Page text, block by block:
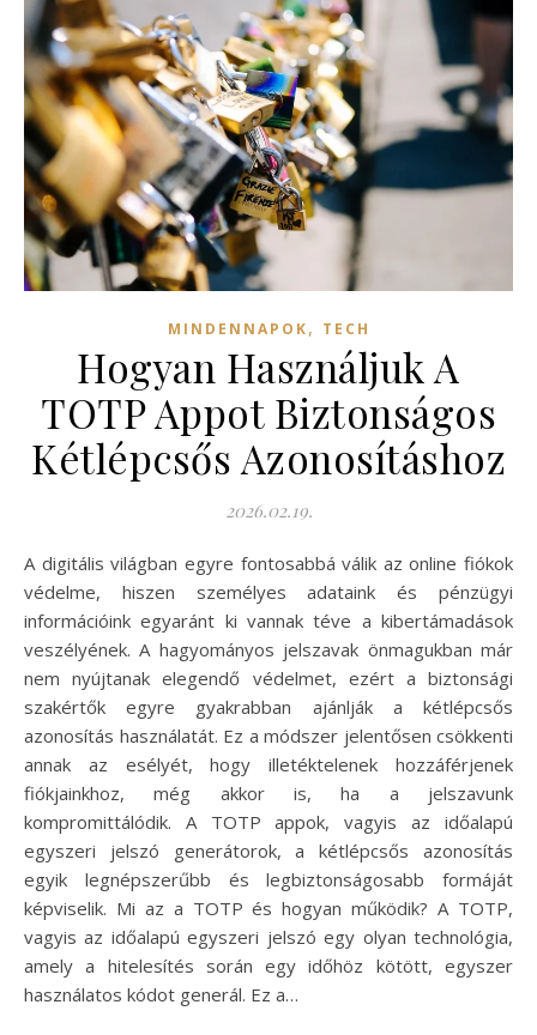
MINDENNAPOK, TECH
Hogyan Használjuk A
TOTP Appot Biztonságos
Kétlépcsős Azonosításhoz
2026.02.19.
A digitális világban egyre fontosabbá válik az online fiókok
védelme, hiszen személyes adataink és pénzügyi
információink egyaránt ki vannak téve a kibertámadások
veszélyének. A hagyományos jelszavak önmagukban már
nem nyújtanak elegendő védelmet, ezért a biztonsági
szakértők egyre gyakrabban ajánlják a kétlépcsős
azonosítás használatát. Ez a módszer jelentősen csökkenti
annak az esélyét, hogy illetéktelenek hozzáférjenek
fiókjainkhoz, még akkor is, ha a jelszavunk
kompromittálódik. A TOTP appok, vagyis az időalapú
egyszeri jelszó generátorok, a kétlépcsős azonosítás
egyik legnépszerűbb és legbiztonságosabb formáját
képviselik. Mi az a TOTP és hogyan működik? A TOTP,
vagyis az időalapú egyszeri jelszó egy olyan technológia,
amely a hitelesítés során egy időhöz kötött, egyszer
használatos kódot generál. Ez a…